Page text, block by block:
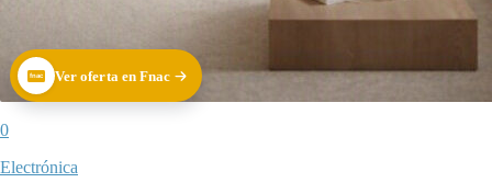
fnac Ver oferta en Fnac
0
Electrónica